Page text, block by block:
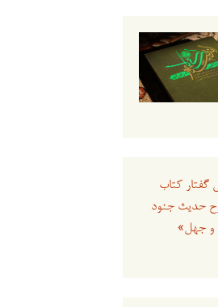
گفتار کتاب
حدیث جنود
و جهل»